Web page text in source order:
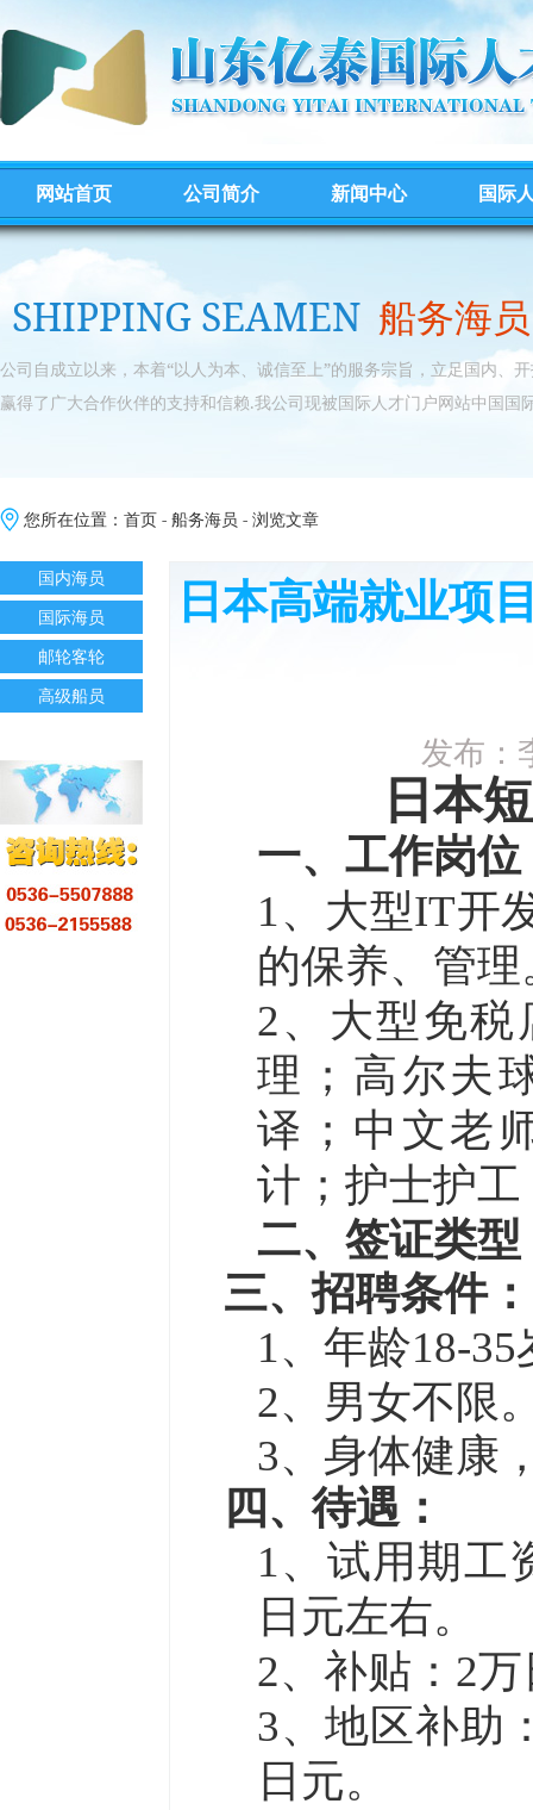
网站首页 公司简介 新闻中心 国际
SHIPPING SEAMEN 船务海员
公司自成立以来，本着“以人为本、诚信至上”的服务宗旨，立足国内、
赢得了广大合作伙伴的支持和信赖.我公司现被国际人才门户网站中国国
您所在位置： 首页 - 船务海员 - 浏览文章
国内海员
国际海员
邮轮客轮
高级船员
日本高端就业项
发布：
日本
一、 工作岗位
1、 大型IT开
的保养、管理
2、大型免税
理；高尔夫
译；中文老
计；护士护
二、 签证类型
三、招聘条件：
1、 年龄18-35
2、男女不限
3、身体健康
四、待遇：
1、试用期工
日元左右。
2、补贴：2
3、地区补助
日元。